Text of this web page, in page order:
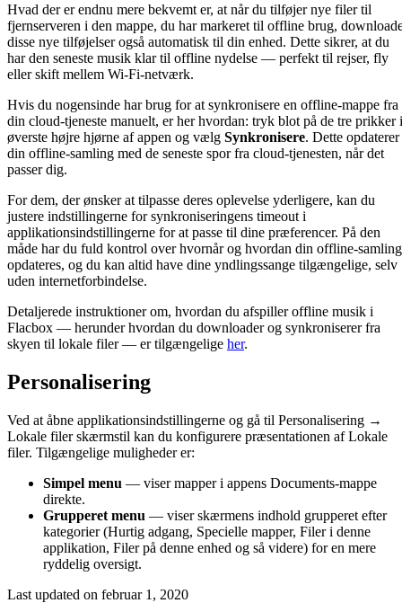
Hvad der er endnu mere bekvemt er, at når du tilføjer nye filer til
fjernserveren i den mappe, du har markeret til offline brug,
disse nye tilføjelser også automatisk til din enhed. Dette sikrer, at du
har den seneste musik klar til offline nydelse — perfekt til rejser, fly
eller skift mellem Wi-Fi-netværk.
Hvis du nogensinde har brug for at synkronisere en offline-mappe fra
din cloud-tjeneste manuelt, er her hvordan: tryk blot på de tre prikker i
øverste højre hjørne af appen og vælg Synkronisere. Dette opdaterer
din offline-samling med de seneste spor fra cloud-tjenesten, når det
passer dig.
For dem, der ønsker at tilpasse deres oplevelse yderligere, kan du
justere indstillingerne for synkroniseringens timeout i
applikationsindstillingerne for at passe til dine præferencer. På den
måde har du fuld kontrol over hvornår og hvordan din offline-samling
opdateres, og du kan altid have dine yndlingssange tilgængelige, selv
uden internetforbindelse.
Detaljerede instruktioner om, hvordan du afspiller offline musik i
Flacbox — herunder hvordan du downloader og synkroniserer fra
skyen til lokale filer — er tilgængelige her.
Personalisering
Ved at åbne applikationsindstillingerne og gå til Personalisering →
Lokale filer skærmstil kan du konfigurere præsentationen af Lokale
filer. Tilgængelige muligheder er:
Simpel menu — viser mapper i appens Documents-mappe
direkte.
Grupperet menu — viser skærmens indhold grupperet efter
kategorier (Hurtig adgang, Specielle mapper, Filer i denne
applikation, Filer på denne enhed og så videre) for en mere
ryddelig oversigt.
Last updated on februar 1, 2020